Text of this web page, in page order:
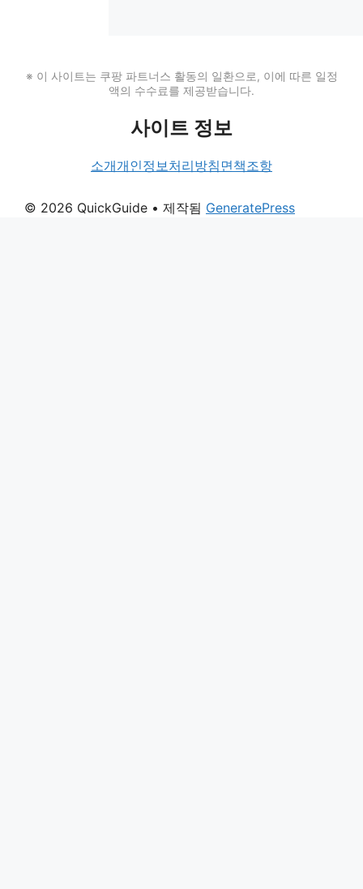
※ 이 사이트는 쿠팡 파트너스 활동의 일환으로, 이에 따른 일정
액의 수수료를 제공받습니다.
사이트 정보
소개개인정보처리방침 면책조항
© 2026 QuickGuide • 제작됨 GeneratePress